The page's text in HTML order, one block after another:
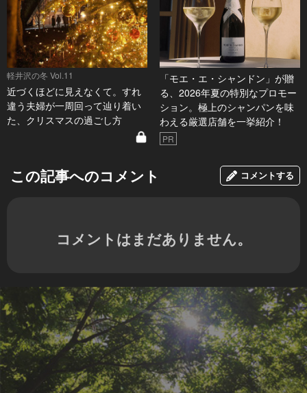
軽井沢の冬 Vol.11
近づくほどに見えなくて。すれ
違う夫婦が一周回って辿り着い
た、クリスマスの過ごし方
「モエ・エ・シャンドン」が贈
る、2026年夏の特別なプロモー
ション。極上のシャンパンを味
わえる厳選店舗を一挙紹介！
PR
この記事へのコメント コメントする
コメントはまだありません。